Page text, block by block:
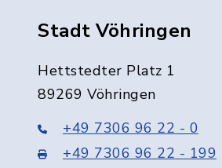
Stadt Vöhringen
Hettstedter Platz 1
89269 Vöhringen
+49 7306 96 22 - 0
+49 7306 96 22 - 199